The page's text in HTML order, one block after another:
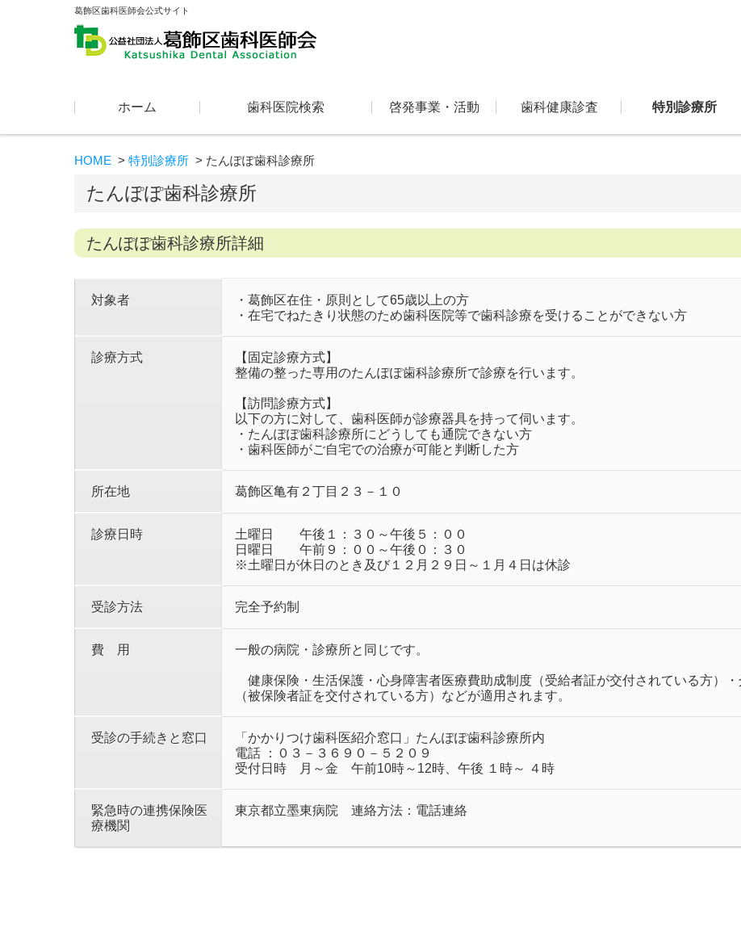
葛飾区歯科医師会公式サイト
ホーム
歯科医院検索 啓発事業・活動 歯科健康診査 特別診療所
HOME 特別診療所 たんぽぽ歯科診療所
たんぽぽ歯科診療所
たんぽぽ歯科診療所詳細
対象者
・葛飾区在住・原則として65歳以上の方
・在宅でねたきり状態のため歯科医院等で歯科診療を受けることができない方
診療方式
【固定診療方式】
整備の整った専用のたんぽぽ歯科診療所で診療を行います。
【訪問診療方式】
以下の方に対して、歯科医師が診療器具を持って伺います。
・たんぽぽ歯科診療所にどうしても通院できない方
・歯科医師がご自宅での治療が可能と判断した方
所在地 葛飾区亀有２丁目２３－１０
診療日時
土曜日 午後１：３０～午後５：００
日曜日 午前９：００～午後０：３０
※土曜日が休日のとき及び１２月２９日～１月４日は休診
受診方法 完全予約制
費 用 一般の病院・診療所と同じです。
健康保険・生活保護・心身障害者医療費助成制度（受給者証が交付されている方）・
（被保険者証を交付されている方）などが適用されます。
受診の手続きと窓口
「かかりつけ歯科医紹介窓口」たんぽぽ歯科診療所内
電話 ：０３－３６９０－５２０９
受付日時 月～金 午前10時～12時、午後 １時～ ４時
緊急時の連携保険医
療機関
東京都立墨東病院 連絡方法：電話連絡